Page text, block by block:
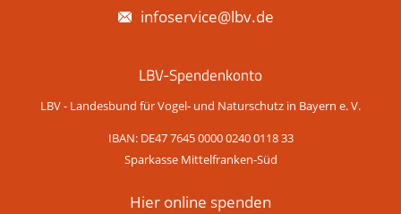
infoservice@lbv.de
LBV-Spendenkonto
LBV - Landesbund für Vogel- und Naturschutz in Bayern e. V.
IBAN: DE47 7645 0000 0240 0118 33
Sparkasse Mittelfranken-Süd
Hier online spenden